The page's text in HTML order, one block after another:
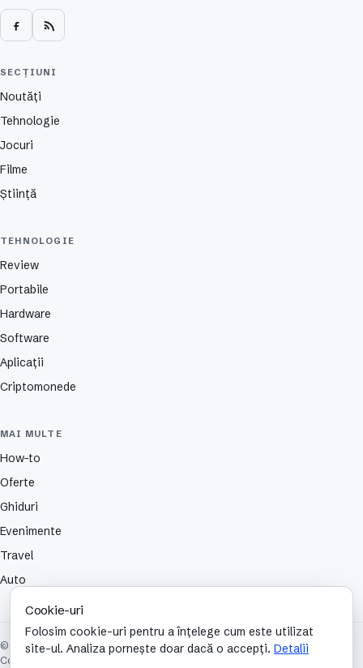
SECȚIUNI
Noutăți
Tehnologie
Jocuri
Filme
Știință
TEHNOLOGIE
Review
Portabile
Hardware
Software
Aplicații
Criptomonede
MAI MULTE
How-to
Oferte
Ghiduri
Evenimente
Travel
Auto
© 2026 TechCafe. Toate drepturile rezervate.
Contact
Cookie-uri
Folosim cookie-uri pentru a înțelege cum este utilizat
site-ul. Analiza pornește doar dacă o accepți. Detalii